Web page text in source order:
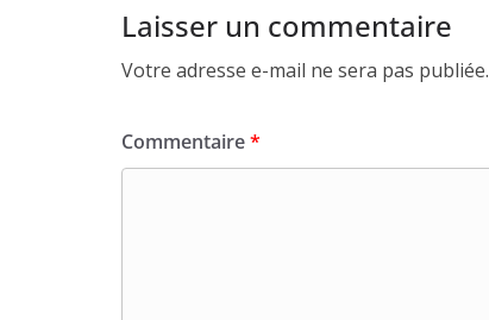
Laisser un commentaire
Votre adresse e-mail ne sera pas publiée.
Commentaire*